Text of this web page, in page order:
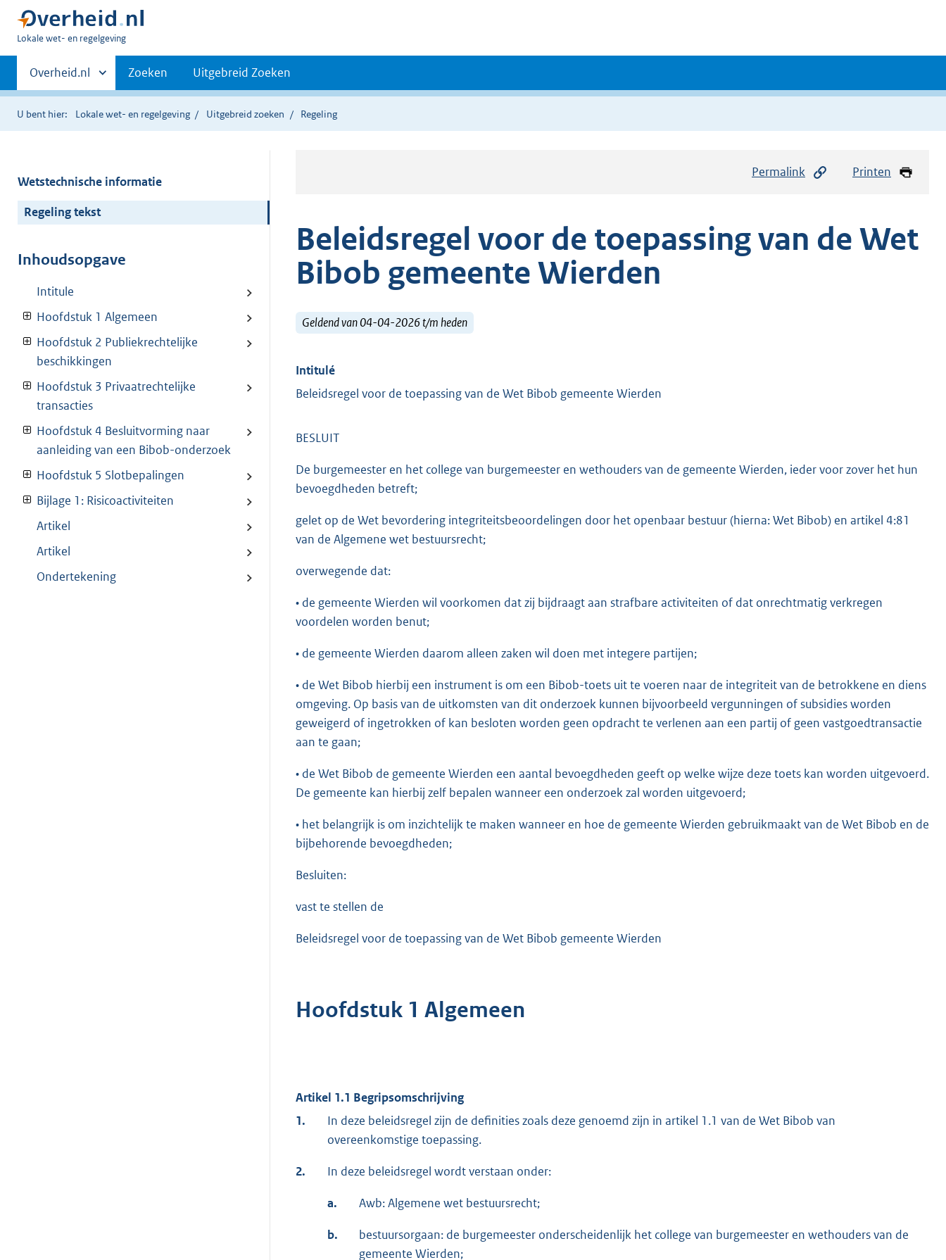
U
hier:
Lokale wet- en regelgeving
Primaire
navigatie
Andere
sites
binnen
Overheid.nl Zoeken Uitgebreid Zoeken
U bent hier: Lokale wet- en regelgeving Uitgebreid zoeken Regeling
Wetstechnische informatie
Regeling tekst
Inhoudsopgave
Intitule
Hoofdstuk 1 Algemeen
Hoofdstuk 2 Publiekrechtelijke
beschikkingen
Hoofdstuk 3 Privaatrechtelijke
transacties
Hoofdstuk 4 Besluitvorming naar
aanleiding van een Bibob-onderzoek
Hoofdstuk 5 Slotbepalingen
Bijlage 1: Risicoactiviteiten
Artikel
Artikel
Ondertekening
Permalink Printen
Beleidsregel voor de toepassing van de Wet
Bibob gemeente Wierden
Geldend van 04-04-2026 t/m heden
Intitulé
Beleidsregel voor de toepassing van de Wet Bibob gemeente Wierden
BESLUIT
De burgemeester en het college van burgemeester en wethouders van de gemeente Wierden, ieder voor zover het hun
bevoegdheden betreft;
gelet op de Wet bevordering integriteitsbeoordelingen door het openbaar bestuur (hierna: Wet Bibob) en artikel 4:81
van de Algemene wet bestuursrecht;
overwegende dat:
• de gemeente Wierden wil voorkomen dat zij bijdraagt aan strafbare activiteiten of dat onrechtmatig verkregen
voordelen worden benut;
• de gemeente Wierden daarom alleen zaken wil doen met integere partijen;
• de Wet Bibob hierbij een instrument is om een Bibob-toets uit te voeren naar de integriteit van de betrokkene en diens
omgeving. Op basis van de uitkomsten van dit onderzoek kunnen bijvoorbeeld vergunningen of subsidies worden
geweigerd of ingetrokken of kan besloten worden geen opdracht te verlenen aan een partij of geen vastgoedtransactie
aan te gaan;
• de Wet Bibob de gemeente Wierden een aantal bevoegdheden geeft op welke wijze deze toets kan worden uitgevoerd.
De gemeente kan hierbij zelf bepalen wanneer een onderzoek zal worden uitgevoerd;
• het belangrijk is om inzichtelijk te maken wanneer en hoe de gemeente Wierden gebruikmaakt van de Wet Bibob en de
bijbehorende bevoegdheden;
Besluiten:
vast te stellen de
Beleidsregel voor de toepassing van de Wet Bibob gemeente Wierden
Hoofdstuk 1 Algemeen
Artikel 1.1 Begripsomschrijving
1.
In deze beleidsregel zijn de definities zoals deze genoemd zijn in artikel 1.1 van de Wet Bibob van
overeenkomstige toepassing.
2. In deze beleidsregel wordt verstaan onder:
a. Awb: Algemene wet bestuursrecht;
b.
bestuursorgaan: de burgemeester onderscheidenlijk het college van burgemeester en wethouders van de
gemeente Wierden;